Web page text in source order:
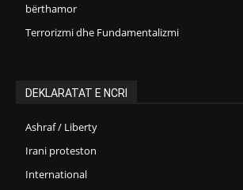
bërthamor
Terrorizmi dhe Fundamentalizmi
DEKLARATAT E NCRI
Ashraf / Liberty
Irani proteston
International